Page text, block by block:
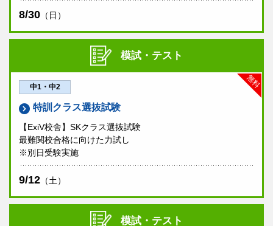
8/30 （日）
模試・テスト
無料
中1・中2
特訓クラス選抜試験
【ExiV校舎】SKクラス選抜試験
最難関校合格に向けた力試し
※別日受験実施
9/12 （土）
模試・テスト